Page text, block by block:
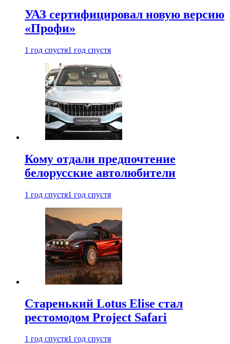
УАЗ сертифицировал новую версию
«Профи»
1 год спустя1 год спустя
Кому отдали предпочтение
белорусские автолюбители
1 год спустя1 год спустя
Старенький Lotus Elise стал
рестомодом Project Safari
1 год спустя1 год спустя